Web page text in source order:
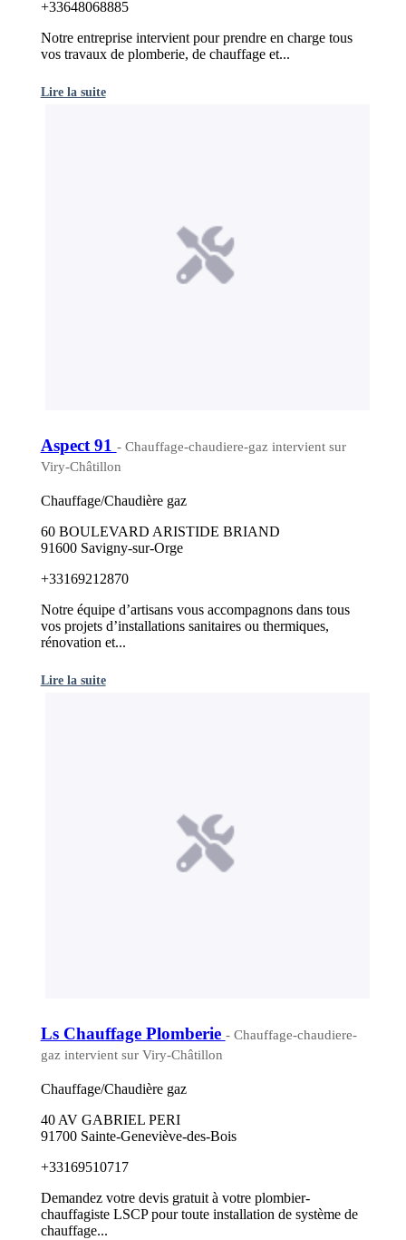
+33648068885
Notre entreprise intervient pour prendre en charge tous
vos travaux de plomberie, de chauffage et...
Lire la suite
Aspect 91 - Chauffage-chaudiere-gaz intervient sur
Viry-Châtillon
Chauffage/Chaudière gaz
60 BOULEVARD ARISTIDE BRIAND
91600 Savigny-sur-Orge
+33169212870
Notre équipe d’artisans vous accompagnons dans tous
vos projets d’installations sanitaires ou thermiques,
rénovation et...
Lire la suite
Ls Chauffage Plomberie - Chauffage-chaudiere-
gaz intervient sur Viry-Châtillon
Chauffage/Chaudière gaz
40 AV GABRIEL PERI
91700 Sainte-Geneviève-des-Bois
+33169510717
Demandez votre devis gratuit à votre plombier-
chauffagiste LSCP pour toute installation de système de
chauffage...